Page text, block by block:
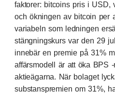
faktorer: bitcoins pris i USD,
och ökningen av bitcoin per
variabeln som ledningen
stängningskurs var den 29
innebär en premie på 31%
affärsmodell är att öka BPS
aktieägarna. När bolaget
substanspremien om 31%,